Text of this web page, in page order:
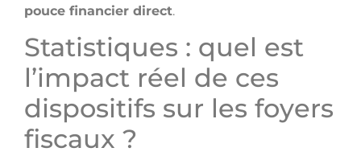
pouce financier direct.
Statistiques : quel est
l’impact réel de ces
dispositifs sur les foyers
fiscaux ?